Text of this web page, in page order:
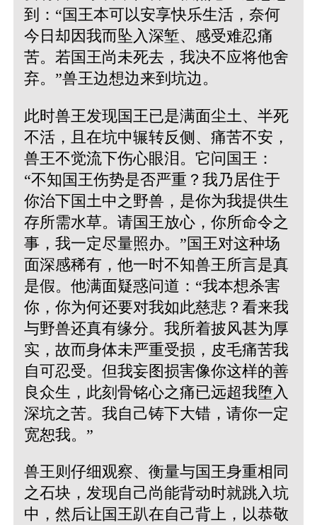
到：“国王本可以安享快乐生活，奈何
今日却因我而坠入深堑、感受难忍痛
苦。若国王尚未死去，我决不应将他舍
弃。”兽王边想边来到坑边。
此时兽王发现国王已是满面尘土、半死
不活，且在坑中辗转反侧、痛苦不安，
兽王不觉流下伤心眼泪。它问国王：
“不知国王伤势是否严重？我乃居住于
你治下国土中之野兽，是你为我提供生
存所需水草。请国王放心，你所命令之
事，我一定尽量照办。”国王对这种场
面深感稀有，他一时不知兽王所言是真
是假。他满面疑惑问道：“我本想杀害
你，你为何还要对我如此慈悲？看来我
与野兽还真有缘分。我所着披风甚为厚
实，故而身体未严重受损，皮毛痛苦我
自可忍受。但我妄图损害像你这样的善
良众生，此刻骨铭心之痛已远超我堕入
深坑之苦。我自己铸下大错，请你一定
宽恕我。”
兽王则仔细观察、衡量与国王身重相同
之石块，发现自己尚能背动时就跳入坑
中，然后让国王趴在自己背上，以恭敬